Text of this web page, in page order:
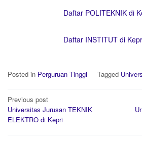
Daftar POLITEKNIK di
Daftar INSTITUT di
Posted in Perguruan Tinggi Tagged
Post
navigation
Previous post
Universitas Jurusan TEKNIK
ELEKTRO di Kepri